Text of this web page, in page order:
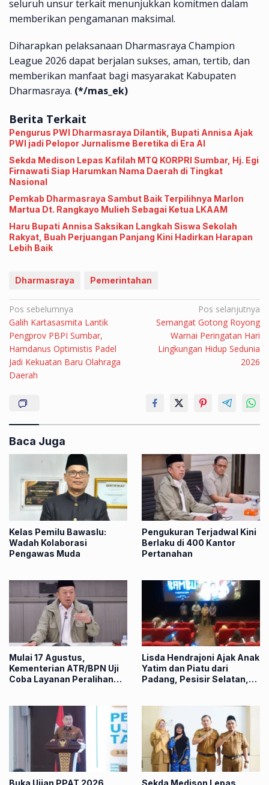
seluruh unsur terkait menunjukkan komitmen dalam
memberikan pengamanan maksimal.
Diharapkan pelaksanaan Dharmasraya Champion
League 2026 dapat berjalan sukses, aman, tertib, dan
memberikan manfaat bagi masyarakat Kabupaten
Dharmasraya. (*/mas_ek)
Berita Terkait
Pengurus PWI Dharmasraya Dilantik, Bupati Annisa Ajak
PWI jadi Pelopor Jurnalisme Beretika di Era AI
Sekda Medison Lepas Kafilah MTQ KORPRI Sumbar, Hj. Egi
Firnawati Siap Harumkan Nama Daerah di Tingkat
Nasional
Pemkab Dharmasraya Sambut Baik Terpilihnya Marlon
Martua Dt. Rangkayo Mulieh Sebagai Ketua LKAAM
Haru Bupati Annisa Saksikan Langkah Siswa Sekolah
Rakyat, Buah Perjuangan Panjang Kini Hadirkan Harapan
Lebih Baik
Dharmasraya Pemerintahan
Navigasi
pos
Pos sebelumnya
Galih Kartasasmita Lantik
Pengprov PBPI Sumbar,
Hamdanus Optimistis Padel
Jadi Kekuatan Baru Olahraga
Daerah
Pos selanjutnya
Semangat Gotong Royong
Warnai Peringatan Hari
Lingkungan Hidup Sedunia
2026
Baca Juga
Kelas Pemilu Bawaslu:
Wadah Kolaborasi
Pengawas Muda
Pengukuran Terjadwal Kini
Berlaku di 400 Kantor
Pertanahan
Mulai 17 Agustus,
Kementerian ATR/BPN Uji
Coba Layanan Peralihan
Lisda Hendrajoni Ajak Anak
Yatim dan Piatu dari
Padang, Pesisir Selatan,